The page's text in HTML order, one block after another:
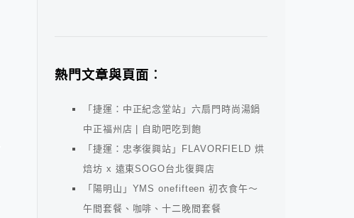
熱門文章與頁面︰
「捷運：中正紀念堂站」六扇門時尚湯鍋
中正福州店 | 自助吧吃到飽
「捷運：忠孝復興站」FLAVORFIELD 烘
焙坊 x 遠東SOGO台北復興店
「陽明山」YMS onefifteen 初衣食午～
午間套餐、咖啡、十二晚間套餐